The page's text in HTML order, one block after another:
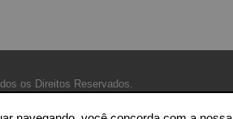
os Direitos Reservados.